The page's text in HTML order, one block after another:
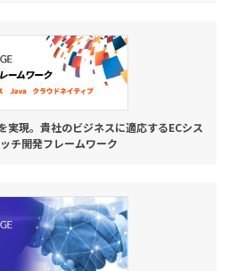
実現。貴社のビジネスに適応するECシス
チ開発フレームワーク